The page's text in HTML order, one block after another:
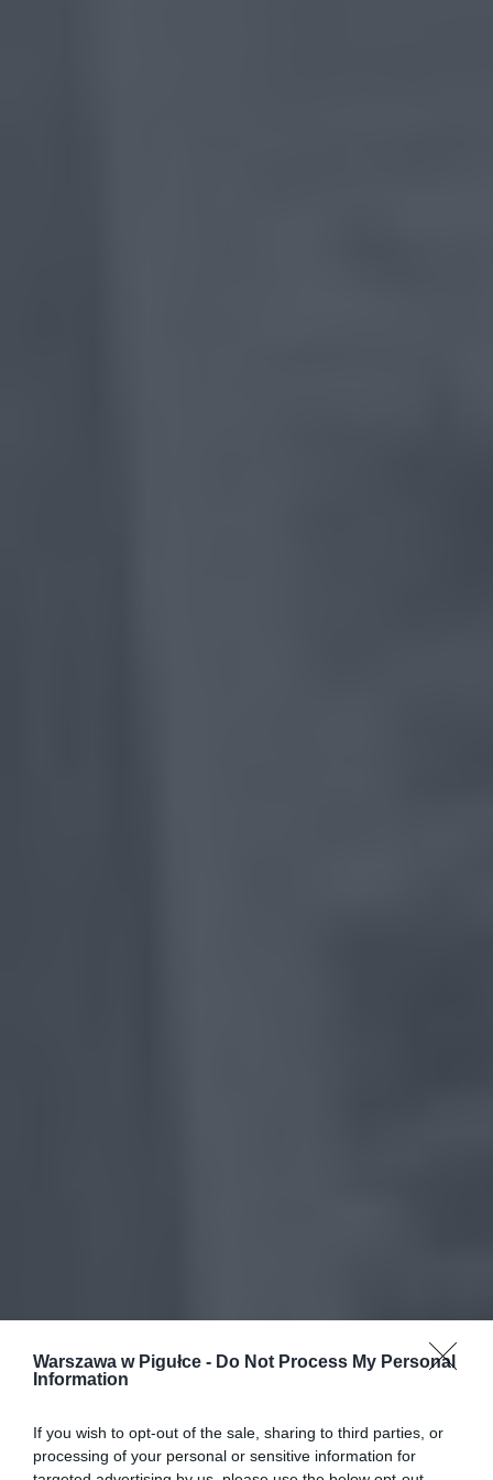
Warszawa w Pigułce - Do Not Process My Personal
Information
If you wish to opt-out of the sale, sharing to third parties, or
processing of your personal or sensitive information for